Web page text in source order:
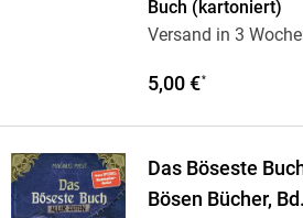
Buch (kartoniert)
Versand in 3
5,00 €*
Das Böseste
Bösen Bücher,